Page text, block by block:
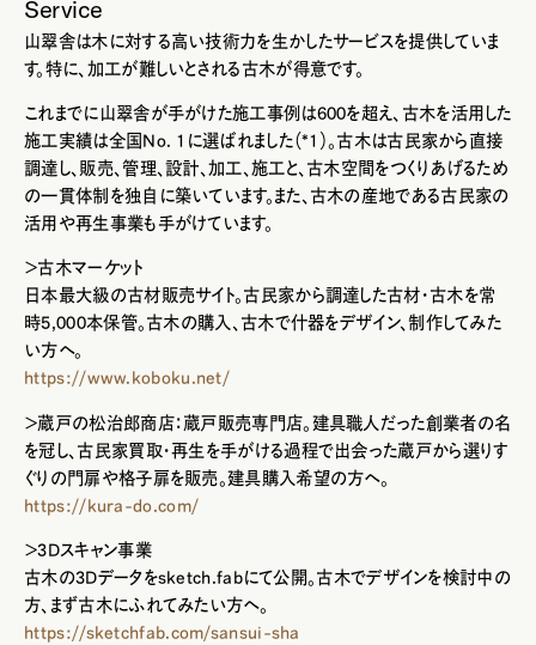
Service
山翠舎は木に対する高い技術力を生かしたサービスを提供していま
す。特に、加工が難しいとされる古木が得意です。
これまでに山翠舎が手がけた施工事例は600を超え、古木を活用した
施工実績は全国No. 1に選ばれました（*1）。古木は古民家から直接
調達し、販売、管理、設計、加工、施工と、古木空間をつくりあげるため
の一貫体制を独自に築いています。また、古木の産地である古民家の
活用や再生事業も手がけています。
＞古木マーケット
日本最大級の古材販売サイト。古民家から調達した古材・古木を常
時5,000本保管。古木の購入、古木で什器をデザイン、制作してみた
い方へ。
https://www.koboku.net/
＞蔵戸の松治郎商店：蔵戸販売専門店。建具職人だった創業者の名
を冠し、古民家買取・再生を手がける過程で出会った蔵戸から選りす
ぐりの門扉や格子扉を販売。建具購入希望の方へ。
https://kura-do.com/
＞3Dスキャン事業
古木の3Dデータをsketch.fabにて公開。古木でデザインを検討中の
方、まず古木にふれてみたい方へ。
https://sketchfab.com/sansui-sha